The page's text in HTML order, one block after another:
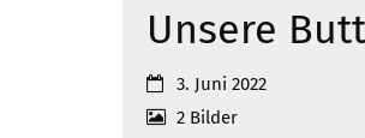
Unsere
Datum:3. Juni 2022
2 Bilder